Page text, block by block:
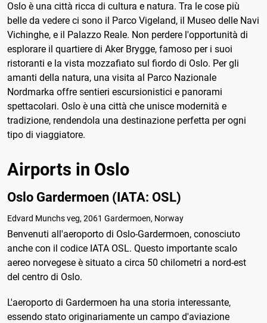
Oslo è una città ricca di cultura e natura. Tra le cose più
belle da vedere ci sono il Parco Vigeland, il Museo delle Navi
Vichinghe, e il Palazzo Reale. Non perdere l'opportunità di
esplorare il quartiere di Aker Brygge, famoso per i suoi
ristoranti e la vista mozzafiato sul fiordo di Oslo. Per gli
amanti della natura, una visita al Parco Nazionale
Nordmarka offre sentieri escursionistici e panorami
spettacolari. Oslo è una città che unisce modernità e
tradizione, rendendola una destinazione perfetta per ogni
tipo di viaggiatore.
Airports in Oslo
Oslo Gardermoen (IATA: OSL)
Edvard Munchs veg, 2061 Gardermoen, Norway
Benvenuti all'aeroporto di Oslo-Gardermoen, conosciuto
anche con il codice IATA OSL. Questo importante scalo
aereo norvegese è situato a circa 50 chilometri a nord-est
del centro di Oslo.
L'aeroporto di Gardermoen ha una storia interessante,
essendo stato originariamente un campo d'aviazione